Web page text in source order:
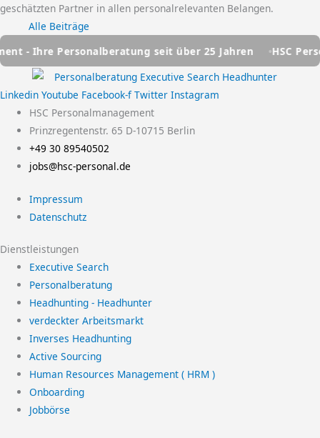
geschätzten Partner in allen personalrelevanten Belangen.
Alle Beiträge
seit über 25 Jahren
HSC
Linkedin Youtube Facebook-f Twitter Instagram
HSC Personalmanagement
Prinzregentenstr. 65 D-10715 Berlin
+49 30 89540502
jobs@hsc-personal.de
Impressum
Datenschutz
Dienstleistungen
Executive Search
Personalberatung
Headhunting - Headhunter
verdeckter Arbeitsmarkt
Inverses Headhunting
Active Sourcing
Human Resources Management ( HRM )
Onboarding
Jobbörse